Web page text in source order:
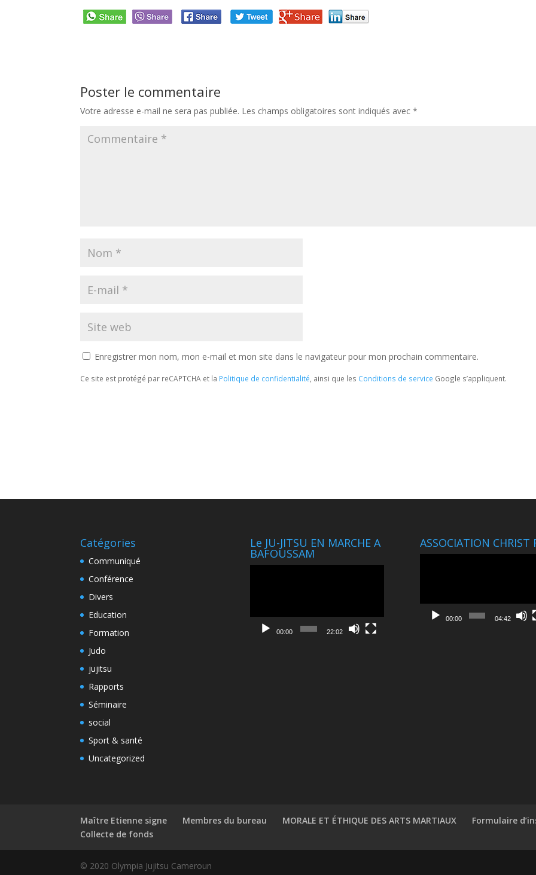
Poster le commentaire
Votre adresse e-mail ne sera pas publiée. Les champs obligatoires sont indiqués avec*
Enregistrer mon nom, mon e-mail et mon site dans le navigateur pour mon prochain commentaire.
Ce site est protégé par reCAPTCHA et la Politique de confidentialité , ainsi que les Conditions de service Google s’appliquent.
Catégories
Communiqué
Conférence
Divers
Education
Formation
Judo
jujitsu
Rapports
Séminaire
social
Sport & santé
Uncategorized
Le JU-JITSU EN MARCHE A
BAFOUSSAM
00:00 22:02
ASSOCIATION CHRIST
00:00 04:42
Maître Etienne signe Membres du bureau MORALE ET ÉTHIQUE DES ARTS MARTIAUX
Formulaire
Collecte de fonds
© 2020 Olympia Jujitsu Cameroun